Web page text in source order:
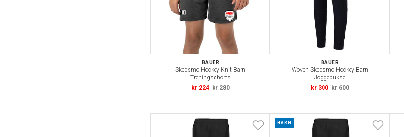
BAUER
Skedsmo Hockey Knit Barn
Treningsshorts
kr 224 kr 280
BAUER
Woven Skedsmo Hockey Barn
Joggebukse
kr 300 kr 600
BARN